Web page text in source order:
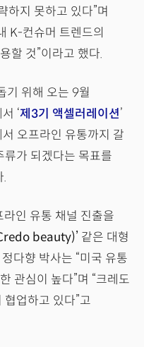
하지 못하고 있다”며
K-컨슈머 트렌드의
할 것”이라고 했다.
기 위해 오는 9월
‘제3기 액셀러레이션’
오프라인 유통까지 갈
류가 되겠다는 목표를
.
인 유통 채널 진출을
beauty)’ 같은 대형
다향 박사는 “미국 유통
관심이 높다”며 “크레도
업하고 있다”고